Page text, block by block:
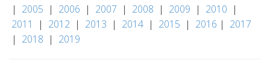
| 2005 | 2006 | 2007 | 2008 | 2009 | 2010 |
2011
| 2012 | 2013 | 2014 | 2015 | 2016 | 2017
| 2018 | 2019